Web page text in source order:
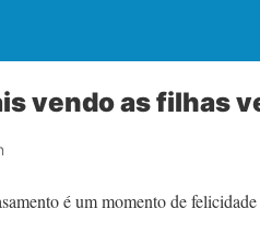
vendo as filhas
é um momento de